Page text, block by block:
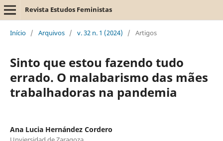
Revista Estudos Feministas
Início / Arquivos / v. 32 n. 1 (2024) / Artigos
Sinto que estou fazendo tudo
errado. O malabarismo das mães
trabalhadoras na pandemia
Ana Lucia Hernández Cordero